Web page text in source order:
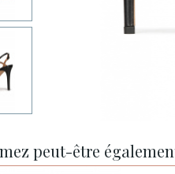
peut-être